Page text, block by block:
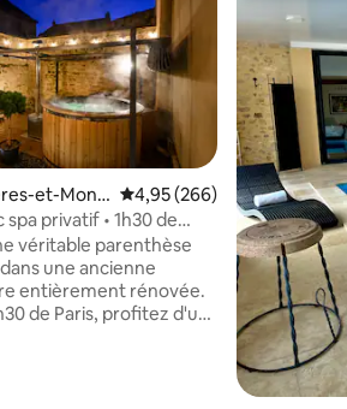
et-Mont
Note moyenne de 4,95
4,95 (266)
privatif • 1h30 de
véritable parenthèse
une ancienne
entièrement rénovée.
de Paris, profitez d'un